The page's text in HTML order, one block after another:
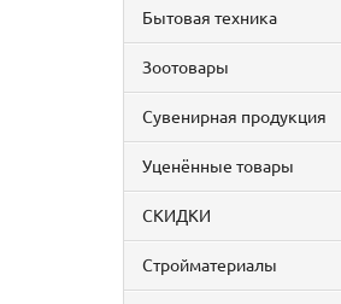
Бытовая техника
Зоотовары
Сувенирная продукция
Уценённые товары
СКИДКИ
Стройматериалы